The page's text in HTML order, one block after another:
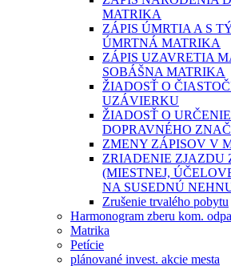
MATRIKA
ZÁPIS ÚMRTIA A S
ÚMRTNÁ MATRIKA
ZÁPIS UZAVRETIA
SOBÁŠNA MATRIKA
ŽIADOSŤ O
UZÁVIERKU
ŽIADOSŤ O
DOPRAVNÉHO
ZMENY ZÁPISOV V
ZRIADENIE ZJAZDU
(MIESTNEJ,
NA SUSEDNÚ
Zrušenie trvalého pobytu
Harmonogram zberu kom.
Matrika
Petície
plánované invest. akcie mesta